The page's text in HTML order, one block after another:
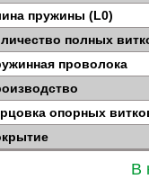
пружины (L0)
полных
проволока
опорных
В